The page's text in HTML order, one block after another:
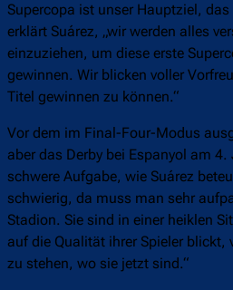
Supercopa ist unser Hauptziel, das
erklärt Suárez, „wir werden alles
einzuziehen, um diese erste
gewinnen. Wir blicken voller
Titel gewinnen zu können.“
Vor dem im Final-Four-Modus
aber das Derby bei Espanyol am
schwere Aufgabe, wie Suárez
schwierig, da muss man sehr
Stadion. Sie sind in einer heiklen
auf die Qualität ihrer Spieler blickt,
zu stehen, wo sie jetzt sind.“